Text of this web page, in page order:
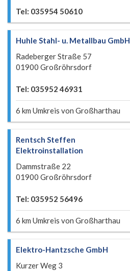
Tel: 035954 50610
Huhle Stahl- u. Metallbau GmbH
Radeberger Straße 57
01900 Großröhrsdorf
Tel: 035952 46931
6 km Umkreis von Großharthau
Rentsch Steffen
Elektroinstallation
Dammstraße 22
01900 Großröhrsdorf
Tel: 035952 56496
6 km Umkreis von Großharthau
Elektro-Hantzsche GmbH
Kurzer Weg 3